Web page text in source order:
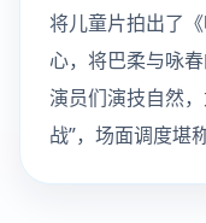
将儿童片拍出了
心，将巴柔与咏
演员们演技自然
战”，场面调度堪